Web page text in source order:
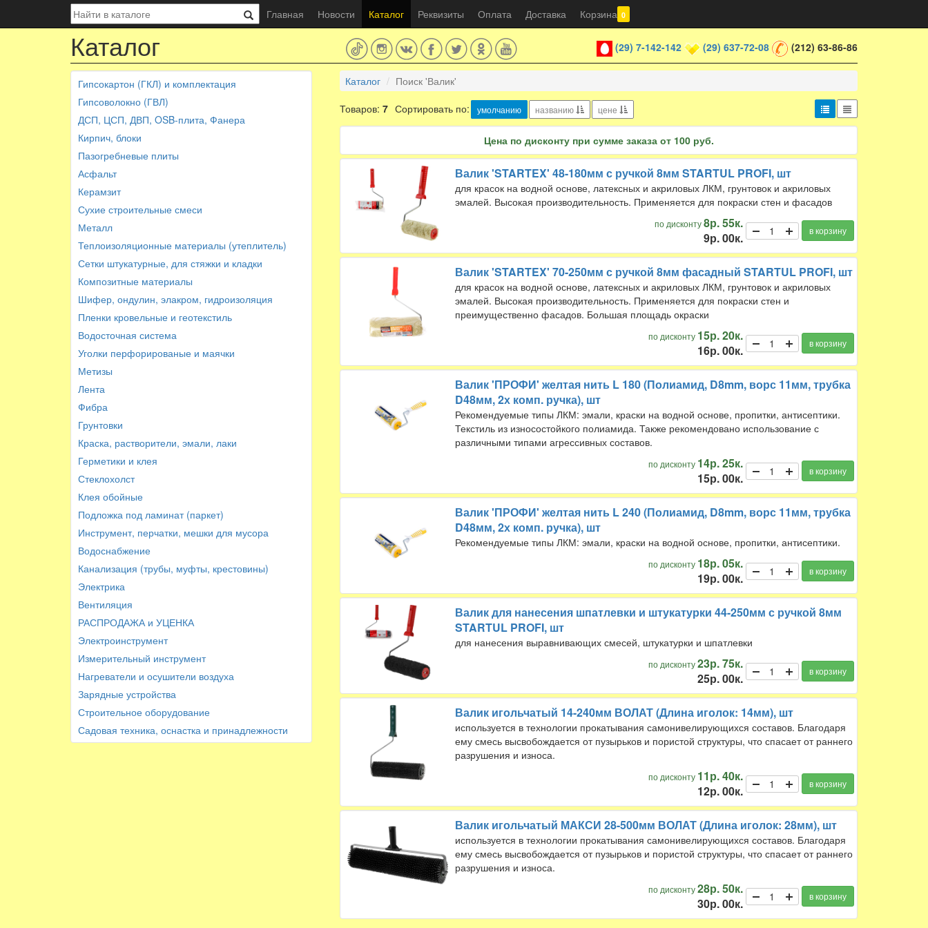
Главная Новости Каталог Реквизиты Оплата Доставка Корзина 0
Каталог (29) 7-142-142 (29) 637-72-08 (212) 63-86-86
Гипсокартон (ГКЛ) и комплектация
Гипсоволокно (ГВЛ)
ДСП, ЦСП, ДВП, OSB-плита, Фанера
Кирпич, блоки
Пазогребневые плиты
Асфальт
Керамзит
Сухие строительные смеси
Металл
Теплоизоляционные материалы (утеплитель)
Сетки штукатурные, для стяжки и кладки
Композитные материалы
Шифер, ондулин, элакром, гидроизоляция
Пленки кровельные и геотекстиль
Водосточная система
Уголки перфорированые и маячки
Метизы
Лента
Фибра
Грунтовки
Краска, растворители, эмали, лаки
Герметики и клея
Стеклохолст
Клея обойные
Подложка под ламинат (паркет)
Инструмент, перчатки, мешки для мусора
Водоснабжение
Канализация (трубы, муфты, крестовины)
Электрика
Вентиляция
РАСПРОДАЖА и УЦЕНКА
Электроинструмент
Измерительный инструмент
Нагреватели и осушители воздуха
Зарядные устройства
Строительное оборудование
Садовая техника, оснастка и принадлежности
Каталог
Поиск 'Валик'
Товаров: 7 Сортировать по: умолчанию названию цене
Цена по дисконту при сумме заказа от 100 руб.
Валик 'STARTEX' 48-180мм с ручкой 8мм STARTUL PROFI, шт
для красок на водной основе, латексных и акриловых ЛКМ, грунтовок и акриловых
эмалей. Высокая производительность. Применяется для покраски стен и фасадов
по дисконту8р. 55к.
9р. 00к.
в корзину
Валик 'STARTEX' 70-250мм с ручкой 8мм фасадный STARTUL PROFI, шт
для красок на водной основе, латексных и акриловых ЛКМ, грунтовок и акриловых
эмалей. Высокая производительность. Применяется для покраски стен и
преимущественно фасадов. Большая площадь окраски
по дисконту 15р. 20к.
16р. 00к.
в корзину
Валик 'ПРОФИ' желтая нить L 180 (Полиамид, D8mm, ворс 11мм, трубка
D48мм, 2х комп. ручка), шт
Рекомендуемые типы ЛКМ: эмали, краски на водной основе, пропитки, антисептики.
Текстиль из износостойкого полиамида. Также рекомендовано использование с
различными типами агрессивных составов.
по дисконту 14р. 25к.
15р. 00к.
в корзину
Валик 'ПРОФИ' желтая нить L 240 (Полиамид, D8mm, ворс 11мм, трубка
D48мм, 2х комп. ручка), шт
Рекомендуемые типы ЛКМ: эмали, краски на водной основе, пропитки, антисептики.
по дисконту 18р. 05к.
19р. 00к.
в корзину
Валик для нанесения шпатлевки и штукатурки 44-250мм с ручкой 8мм
STARTUL PROFI, шт
для нанесения выравнивающих смесей, штукатурки и шпатлевки
по дисконту23р. 75к.
25р. 00к.
в корзину
Валик игольчатый 14-240мм ВОЛАТ (Длина иголок: 14мм), шт
используется в технологии прокатывания самонивелирующихся составов. Благодаря
ему смесь высвобождается от пузырьков и пористой структуры, что спасает от раннего
разрушения и износа.
по дисконту 11р. 40к.
12р. 00к.
в корзину
Валик игольчатый МАКСИ 28-500мм ВОЛАТ (Длина иголок: 28мм), шт
используется в технологии прокатывания самонивелирующихся составов. Благодаря
ему смесь высвобождается от пузырьков и пористой структуры, что спасает от раннего
разрушения и износа.
по дисконту28р. 50к.
30р. 00к.
в корзину